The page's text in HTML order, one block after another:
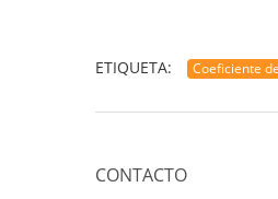
ETIQUETA: Coeficiente
CONTACTO